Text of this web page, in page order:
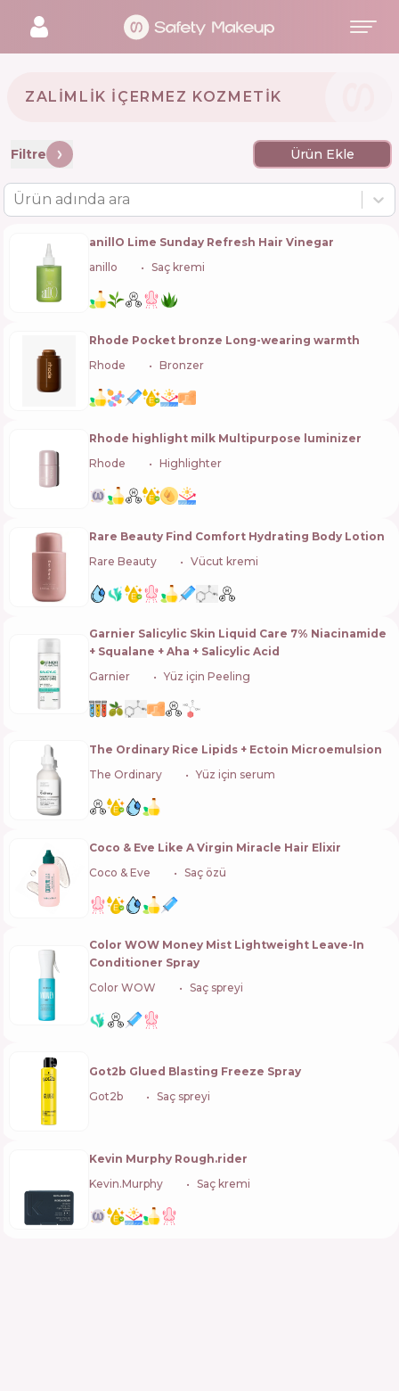
ZALIMLIK IÇERMEZ KOZMETIK
Filtre Ürün Ekle
Ürün adında ara
anillO Lime Sunday Refresh Hair Vinegar
anillo
Saç kremi
Rhode Pocket bronze Long-wearing warmth
Rhode
Bronzer
Rhode highlight milk Multipurpose luminizer
Rhode
Highlighter
Rare Beauty Find Comfort Hydrating Body Lotion
Rare Beauty
Vücut kremi
Garnier Salicylic Skin Liquid Care 7% Niacinamide
+ Squalane + Aha + Salicylic Acid
Garnier
Yüz için Peeling
The Ordinary Rice Lipids + Ectoin Microemulsion
The Ordinary
Yüz için serum
Coco & Eve Like A Virgin Miracle Hair Elixir
Coco & Eve
Saç özü
Color WOW Money Mist Lightweight Leave-In
Conditioner Spray
Color WOW
Saç spreyi
Got2b Glued Blasting Freeze Spray
Got2b
Saç spreyi
Kevin Murphy Rough.rider
Kevin.Murphy
Saç kremi